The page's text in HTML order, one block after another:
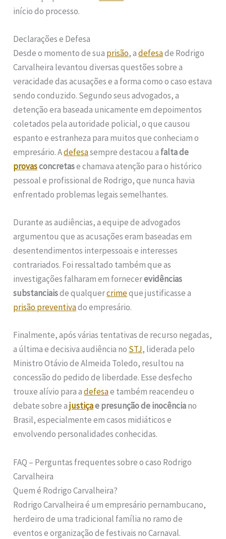
início do processo.
Declarações e Defesa
Desde o momento de sua prisão, adefesade Rodrigo
Carvalheira levantou diversas questões sobre a
veracidade das acusações e a forma como o caso estava
sendo conduzido. Segundo seus advogados, a
detenção era baseada unicamente em depoimentos
coletados pela autoridade policial, o que causou
espanto e estranheza para muitos que conheciam o
empresário. Adefesasempre destacou a falta de
provasconcretase chamava atenção para o histórico
pessoal e profissional de Rodrigo, que nunca havia
enfrentado problemas legais semelhantes.
Durante as audiências, a equipe de advogados
argumentou que as acusações eram baseadas em
desentendimentos interpessoais e interesses
contrariados. Foi ressaltado também que as
investigações falharam em fornecerevidências
substanciaisde qualquercrimeque justificasse a
prisão preventivado empresário.
Finalmente, após várias tentativas de recurso negadas,
a última e decisiva audiência no STJ, liderada pelo
Ministro Otávio de Almeida Toledo, resultou na
concessão do pedido de liberdade. Esse desfecho
trouxe alívio para adefesae também reacendeu o
debate sobre ajustiçae presunção de inocênciano
Brasil, especialmente em casos midiáticos e
envolvendo personalidades conhecidas.
FAQ – Perguntas frequentes sobre o caso Rodrigo
Carvalheira
Quem é Rodrigo Carvalheira?
Rodrigo Carvalheira é um empresário pernambucano,
herdeiro de uma tradicional família no ramo de
eventos e organização de festivais no Carnaval.